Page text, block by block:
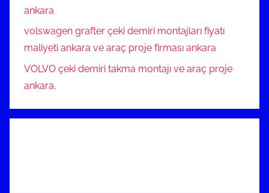
ankara
volswagen grafter çeki demiri montajları fiyatı
maliyeti ankara ve araç proje firması ankara
VOLVO çeki demiri takma montajı ve araç proje
ankara,